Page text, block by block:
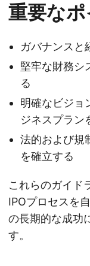
重要なポ
ガバナンスと
堅牢な財務シ
る
明確なビジョ
ジネスプラン
法的および規
を確立する
これらのガイド
IPOプロセスを
の長期的な成功
す。